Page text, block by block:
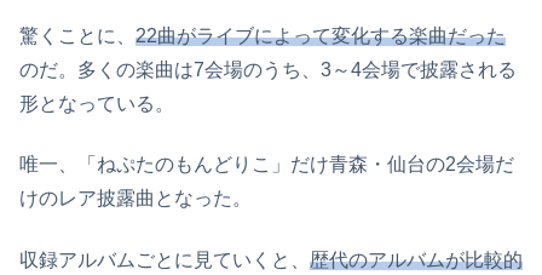
驚くことに、 22曲がライブによって変化する楽曲だった
のだ。多くの楽曲は7会場のうち、3～4会場で披露される
形となっている。
唯一、「ねぷたのもんどりこ」だけ青森・仙台の2会場だ
けのレア披露曲となった。
収録アルバムごとに見ていくと、 歴代のアルバムが比較的